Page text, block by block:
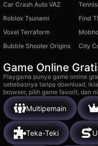
Car Crash Auto VAZ
Roblox Tsunami
Find
Voxel Terraform
Bubble Shooter Origins
City
Game Online
Playgama punya game online
sebebasnya tanpa download,
browser, pilih game favorit, dan
Multipemain
Teka-Teki